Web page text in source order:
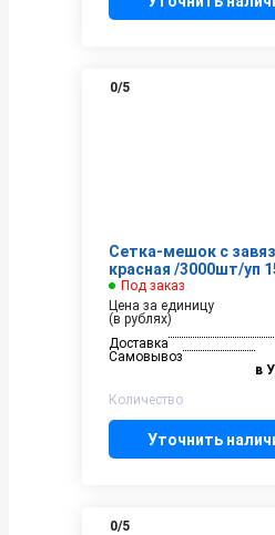
0/5
Сетка-мешок с
красная /3000шт/уп
Под заказ
Цена за единицу
(в рублях)
Доставка
Самовывоз
в
Количество
Уточнить
0/5